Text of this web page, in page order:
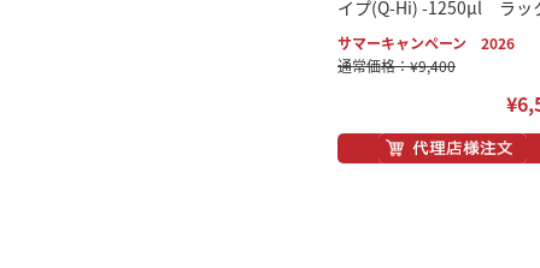
イプ(Q-Hi) -1250μl ラッ
サマーキャンペーン 2026
通常価格：¥9,400